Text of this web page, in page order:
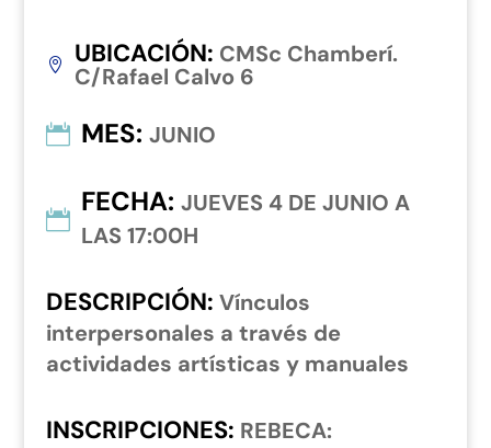
UBICACIÓN: CMSc Chamberí.
C/Rafael Calvo 6
MES:JUNIO
FECHA:JUEVES 4 DE JUNIO A
LAS 17:00H
DESCRIPCIÓN:Vínculos
interpersonales a través de
actividades artísticas y manuales
INSCRIPCIONES: REBECA: